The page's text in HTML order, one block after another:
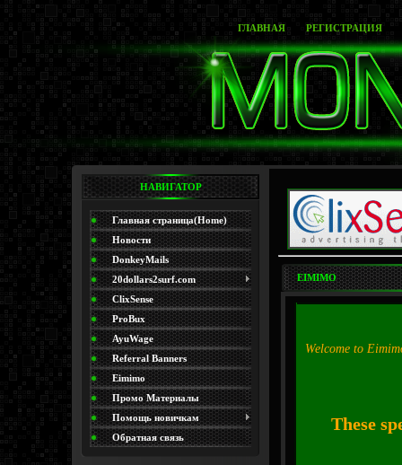
ГЛАВНАЯ РЕГИСТРАЦИЯ
НАВИГАТОР
Главная страница(Home)
Новости
DonkeyMails
20dollars2surf.com
ClixSense
ProBux
AyuWage
Referral Banners
Eimimo
Промо Материалы
(Promo)Помощь новичкам
Обратная связь
EIMIMO
Welcome to
These